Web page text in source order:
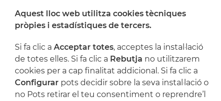
Aquest lloc web utilitza cookies tècniques
pròpies i estadístiques de tercers.
Si fa clic a Acceptar totes, acceptes la instal·lació
de totes elles. Si fa clic a Rebutja no utilitzarem
cookies per a cap finalitat addicional. Si fa clic a
Configurar pots decidir sobre la seva instal·lació o
no Pots retirar el teu consentiment o reprendre’l